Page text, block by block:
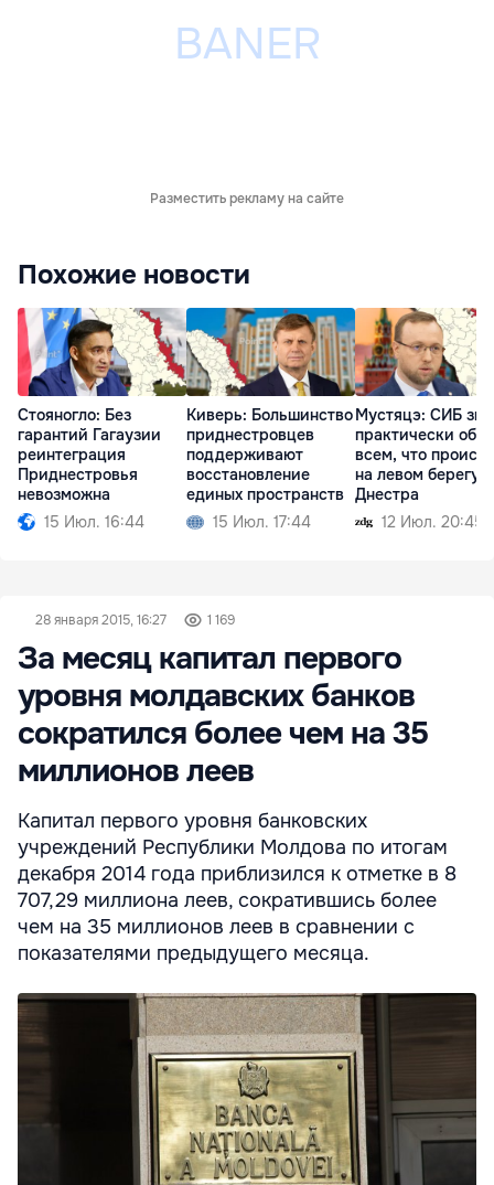
Разместить рекламу на сайте
Похожие новости
Стояногло: Без
гарантий Гагаузии
реинтеграция
Приднестровья
невозможна
15 Июл. 16:44
Киверь: Большинство
приднестровцев
поддерживают
восстановление
единых пространств
15 Июл. 17:44
Мустяцэ: СИБ
практически обо
всем, что
на левом берегу
Днестра
12 Июл. 20:45
28 января 2015, 16:27 1 169
За месяц капитал первого
уровня молдавских банков
сократился более чем на 35
миллионов леев
Капитал первого уровня банковских
учреждений Республики Молдова по итогам
декабря 2014 года приблизился к отметке в 8
707,29 миллиона леев, сократившись более
чем на 35 миллионов леев в сравнении с
показателями предыдущего месяца.